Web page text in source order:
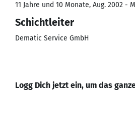
11 Jahre und 10 Monate, Aug. 2002 -
Schichtleiter
Dematic Service GmbH
Logg Dich jetzt ein, um das